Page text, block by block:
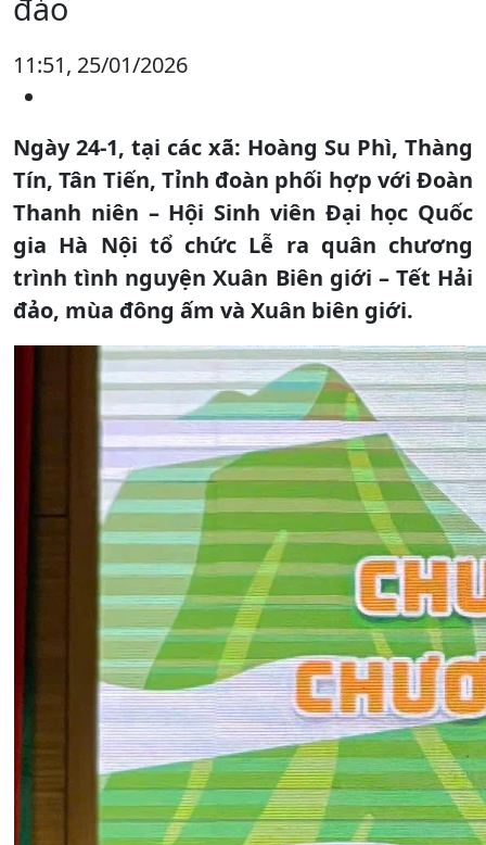
11:51, 25/01/2026
Ngày 24-1, tại các xã: Hoàng Su Phì, Thàng
Tín, Tân Tiến, Tỉnh đoàn phối hợp với Đoàn
Thanh niên – Hội Sinh viên Đại học Quốc
gia Hà Nội tổ chức Lễ ra quân chương
trình tình nguyện Xuân Biên giới – Tết Hải
đảo, mùa đông ấm và Xuân biên giới.